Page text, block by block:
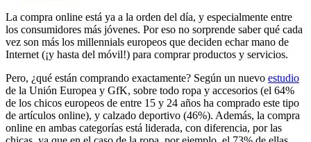
La compra online está ya a la orden del día, y especialmente entre
los consumidores más jóvenes. Por eso no sorprende saber qué cada
vez son más los millennials europeos que deciden echar mano de
Internet (¡y hasta del móvil!) para comprar productos y servicios.
Pero, ¿qué están comprando exactamente? Según un nuevo estudio
de la Unión Europea y GfK, sobre todo ropa y accesorios (el 64%
de los chicos europeos de entre 15 y 24 años ha comprado este tipo
de artículos online), y calzado deportivo (46%). Además, la compra
online en ambas categorías está liderada, con diferencia, por las